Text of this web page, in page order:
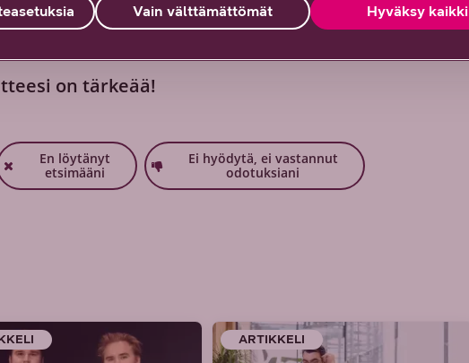
on tärkeää!
En löytänyt
etsimääni
Ei hyödytä, ei vastannut
odotuksiani
ARTIKKELI
Vain välttämättömät Hyväksy kaikki